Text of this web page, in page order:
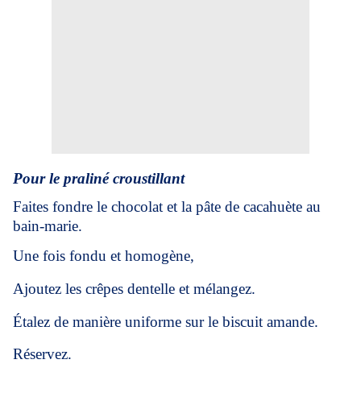
Pour le praliné croustillant
Faites fondre le chocolat et la pâte de cacahuète au
bain-marie.
Une fois fondu et homogène,
Ajoutez les crêpes dentelle et mélangez.
Étalez de manière uniforme sur le biscuit amande.
Réservez.